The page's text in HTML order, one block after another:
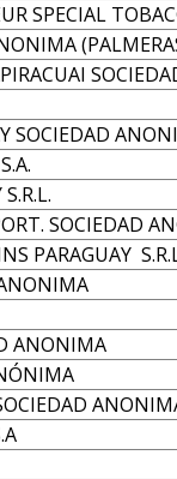
SPECIAL
SOCIEDAD
SOCIEDAD
PARAGUAY
ANONIMA